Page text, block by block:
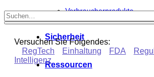
Verbraucherprodukte
Sicherheit
Ressourcen
Versuchen Sie Folgendes:
RegTech
Einhaltung FDA
Intelligenz